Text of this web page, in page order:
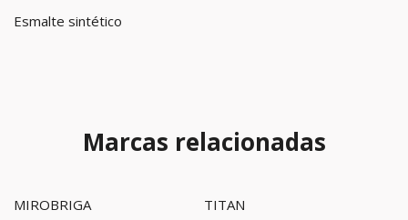
Esmalte sintético
Marcas relacionadas
MIROBRIGA TITAN